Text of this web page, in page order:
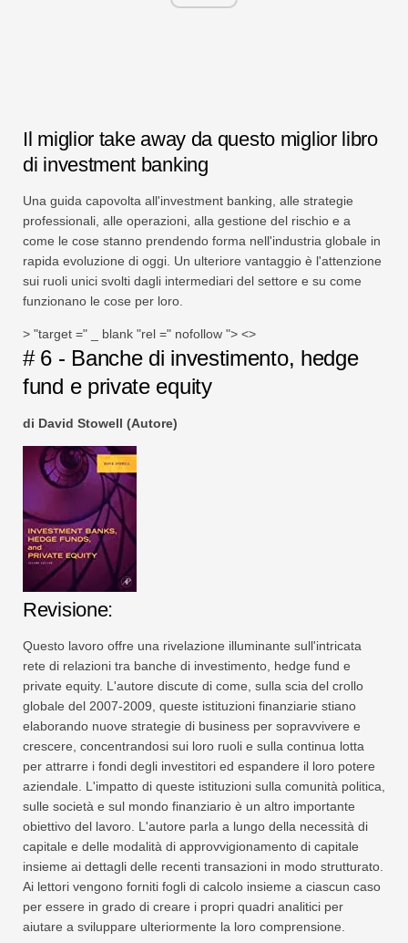
Il miglior take away da questo miglior libro
di investment banking
Una guida capovolta all'investment banking, alle strategie
professionali, alle operazioni, alla gestione del rischio e a
come le cose stanno prendendo forma nell'industria globale in
rapida evoluzione di oggi. Un ulteriore vantaggio è l'attenzione
sui ruoli unici svolti dagli intermediari del settore e su come
funzionano le cose per loro.
> "target =" _ blank "rel =" nofollow "> <>
# 6 - Banche di investimento, hedge
fund e private equity
di David Stowell (Autore)
Revisione:
Questo lavoro offre una rivelazione illuminante sull'intricata
rete di relazioni tra banche di investimento, hedge fund e
private equity. L'autore discute di come, sulla scia del crollo
globale del 2007-2009, queste istituzioni finanziarie stiano
elaborando nuove strategie di business per sopravvivere e
crescere, concentrandosi sui loro ruoli e sulla continua lotta
per attrarre i fondi degli investitori ed espandere il loro potere
aziendale. L'impatto di queste istituzioni sulla comunità politica,
sulle società e sul mondo finanziario è un altro importante
obiettivo del lavoro. L'autore parla a lungo della necessità di
capitale e delle modalità di approvvigionamento di capitale
insieme ai dettagli delle recenti transazioni in modo strutturato.
Ai lettori vengono forniti fogli di calcolo insieme a ciascun caso
per essere in grado di creare i propri quadri analitici per
aiutare a sviluppare ulteriormente la loro comprensione.